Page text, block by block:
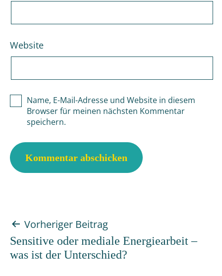
Website
Name, E-Mail-Adresse und Website in diesem
Browser für meinen nächsten Kommentar
speichern.
Beitragsnavigation
Vorheriger Beitrag
Sensitive oder mediale Energiearbeit –
was ist der Unterschied?